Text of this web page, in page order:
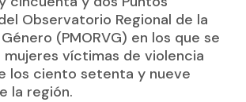
Observatorio Regional de la
(PMORVG) en los que se
mujeres víctimas de violencia
los ciento setenta y nueve
la región.